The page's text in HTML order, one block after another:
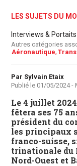
LES SUJETS DU
Interviews & Portaits
Autres catégories
Aéronautique
Auteur
Par Sylvain Etaix
Publié le 01/05/2024-
Le 4 juillet
fêtera ses 75
président du
les principaux
franco-suisse,
trinationale du
Nord-Ouest et